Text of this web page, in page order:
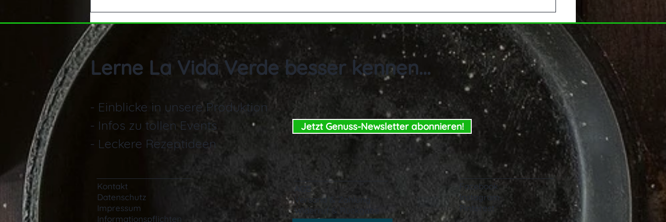
Lachs Poke Bowl
Lerne La Vida Verde besser kennen...
- Einblicke in unsere Produktion
- Infos zu tollen Events
- Leckere Rezeptideen
Jetzt Genuss-Newsletter abonnieren!
AGB
Versand & Zahlung
Widerruf & Rückgabe
Facebook
Instagram
Pinterest
Kontakt
Datenschutz
Impressum
Informationspflichten